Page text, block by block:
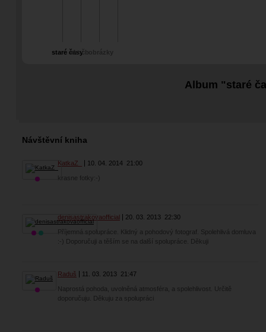
staré časy
akt čb
Album "staré
Návštěvní kniha
KatkaZ_ 10. 04. 2014 21:00
krasne fotky:-)
denisastrakovaofficial 20. 03. 2013 22:30
Příjemná spolupráce. Klidný a pohodový fotograf. Spolehlivá domluva
:-) Doporučuji a těším se na další spolupráce. Děkuji
Raduš 11. 03. 2013 21:47
Naprostá pohoda, uvolněná atmosféra, a spolehlivost. Určitě
doporučuju. Děkuju za spolupráci